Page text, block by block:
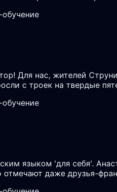
Для нас, жителей
с троек на твердые
языком 'для себя'.
отмечают даже друзья-